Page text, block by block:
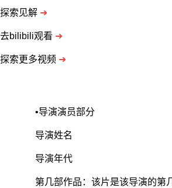
探索见解 ➜
去bilibili观看 ➜
探索更多视频 ➜
•导演演员部分
导演姓名
导演年代
第几部作品：该片是该导演的第